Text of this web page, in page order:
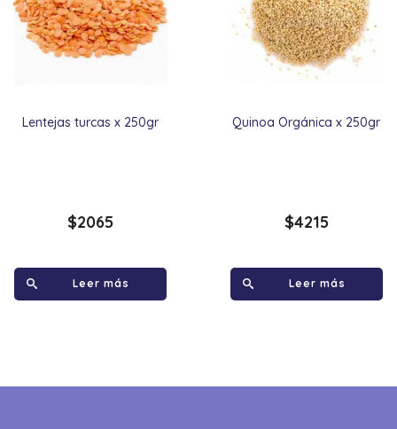
Lentejas turcas x 250gr
$2065
Leer más
Quinoa Orgánica x 250gr
$4215
Leer más